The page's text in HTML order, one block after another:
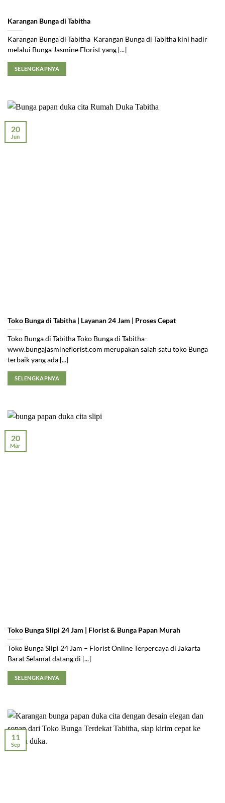
Karangan Bunga di Tabitha
Karangan Bunga di Tabitha Karangan Bunga di Tabitha kini hadir
melalui Bunga Jasmine Florist yang [...]
SELENGKAPNYA
Toko Bunga di Tabitha | Layanan 24 Jam | Proses Cepat
Toko Bunga di Tabitha Toko Bunga di Tabitha-
www.bungajasmineflorist.com merupakan salah satu toko Bunga
terbaik yang ada [...]
SELENGKAPNYA
20
Jun
Toko Bunga Slipi 24 Jam | Florist & Bunga Papan Murah
Toko Bunga Slipi 24 Jam – Florist Online Terpercaya di Jakarta
Barat Selamat datang di [...]
SELENGKAPNYA
20
Mar
11
Sep